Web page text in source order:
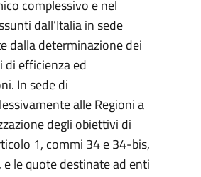
complessivo e nel
dall’Italia in sede
dalla determinazione dei
di efficienza ed
In sede di
alle Regioni a
degli obiettivi di
1, commi 34 e 34-bis,
le quote destinate ad enti